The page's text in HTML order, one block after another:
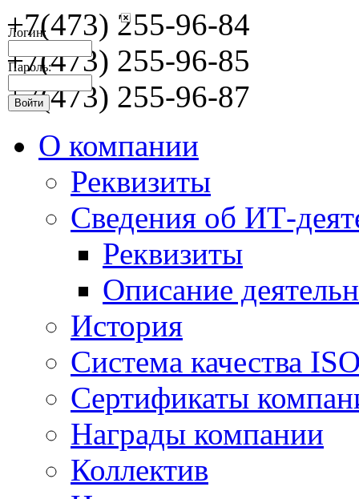
Логин:
Пароль:
+7(473) 255-96-84
+7(473) 255-96-85
+7(473) 255-96-87
О компании
Реквизиты
Сведения об ИТ-
Реквизиты
Описание
История
Система качества
Сертификаты
Награды компании
Коллектив